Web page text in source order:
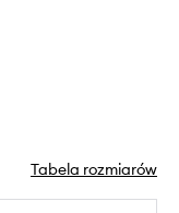
Tabela rozmiarów